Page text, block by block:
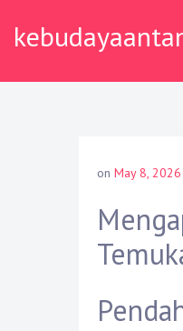
on May 8, 2026